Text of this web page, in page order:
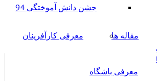
جشن دانش آموختگی 94
مقاله ها معرفی کارآفرینان
معرفی باشگاه